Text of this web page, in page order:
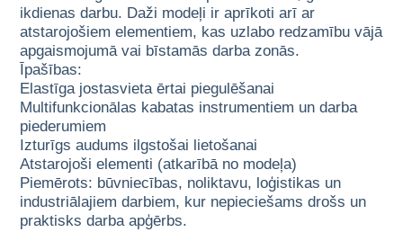
ikdienas darbu. Daži modeļi ir aprīkoti arī ar
atstarojošiem elementiem, kas uzlabo redzamību vājā
apgaismojumā vai bīstamās darba zonās.
Īpašības:
Elastīga jostasvieta ērtai piegulēšanai
Multifunkcionālas kabatas instrumentiem un darba
piederumiem
Izturīgs audums ilgstošai lietošanai
Atstarojoši elementi (atkarībā no modeļa)
Piemērots: būvniecības, noliktavu, loģistikas un
industriālajiem darbiem, kur nepieciešams drošs un
praktisks darba apģērbs.